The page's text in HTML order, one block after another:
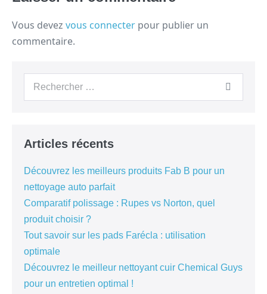
Vous devez vous connecter pour publier un
commentaire.
Articles récents
Découvrez les meilleurs produits Fab B pour un
nettoyage auto parfait
Comparatif polissage : Rupes vs Norton, quel
produit choisir ?
Tout savoir sur les pads Farécla : utilisation
optimale
Découvrez le meilleur nettoyant cuir Chemical Guys
pour un entretien optimal !